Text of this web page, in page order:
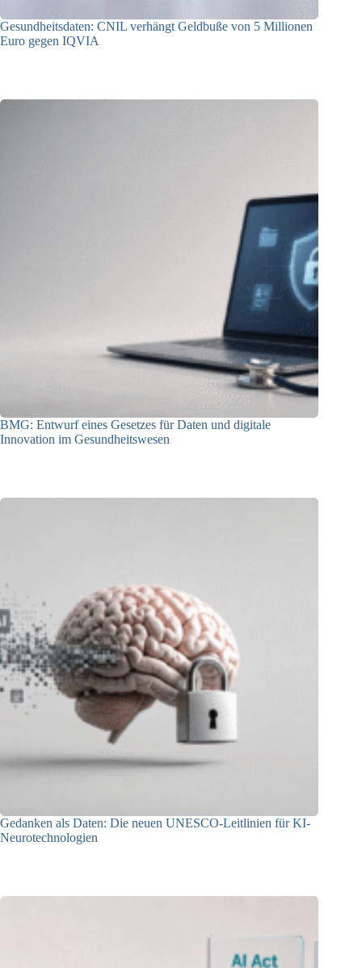
Gesundheitsdaten: CNIL verhängt Geldbuße von 5 Millionen
Euro gegen IQVIA
BMG: Entwurf eines Gesetzes für Daten und digitale
Innovation im Gesundheitswesen
Gedanken als Daten: Die neuen UNESCO-Leitlinien für KI-
Neurotechnologien